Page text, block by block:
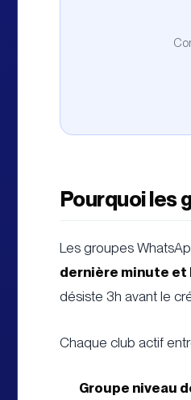
Pourquoi les
Les groupes
dernière minute et
désiste 3h avant le
Chaque club actif
Groupe niveau